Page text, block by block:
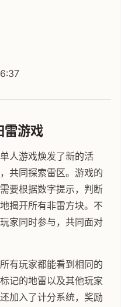
雷游戏
人游戏焕发了新的活
共同探索雷区。游戏的
要根据数字提示，判断
揭开所有非雷方块。不
家同时参与，共同面对
有玩家都能看到相同的
记的地雷以及其他玩家
加入了计分系统，奖励